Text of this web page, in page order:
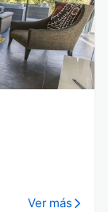
Ver más